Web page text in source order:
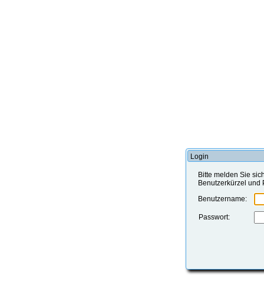
Login
Bitte melden Sie
Benutzerkürzel und
Benutzername:
Passwort: